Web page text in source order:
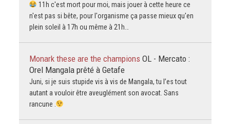
11h c'est mort pour moi, mais jouer à cette heure ce
n'est pas si bête, pour l'organisme ça passe mieux qu'en
plein soleil à 17h ou même à 21h…
Monark these are the champions OL - Mercato :
Orel Mangala prêté à Getafe
Juni, si je suis stupide vis à vis de Mangala, tu l’es tout
autant a vouloir être aveuglément son avocat. Sans
rancune .